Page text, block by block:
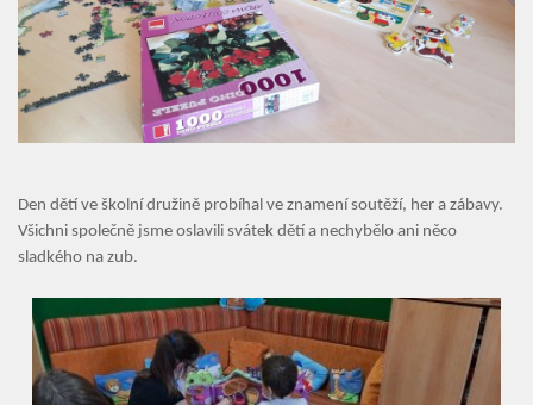
Úvod
Organizace školního roku
Úřední deska
Naše škola
Základní škola
ZŠ speciální
ZŠ a MŠ při nemocnici
Den dětí ve školní družině probíhal ve znamení soutěží, her a zábavy.
Všichni společně jsme oslavili svátek dětí a nechybělo ani něco
sladkého na zub.